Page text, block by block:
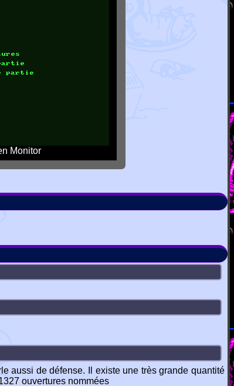
Monitor
aussi de défense. Il existe une très grande quantité
ouvertures nommées